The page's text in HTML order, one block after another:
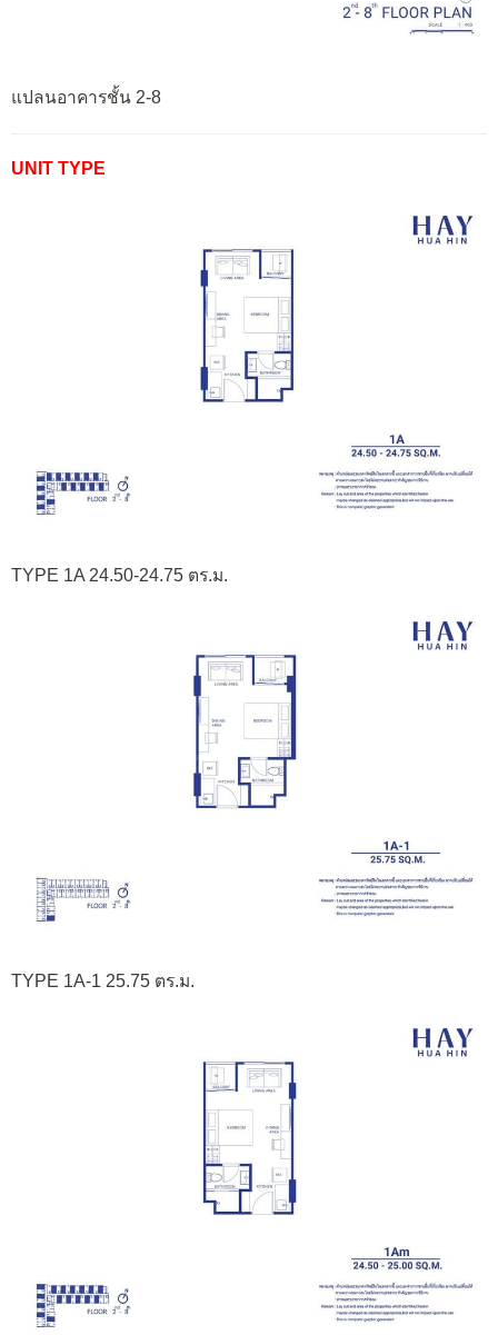
แปลนอาคารชั้น 2-8
UNIT TYPE
TYPE 1A 24.50-24.75 ตร.ม.
TYPE 1A-1 25.75 ตร.ม.